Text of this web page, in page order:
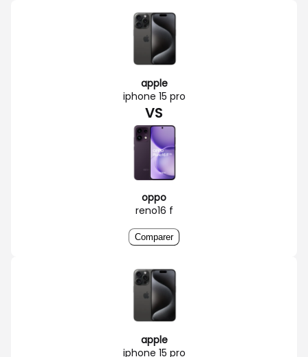
apple
iphone 15 pro
VS
oppo
reno16 f
Comparer
apple
iphone 15 pro